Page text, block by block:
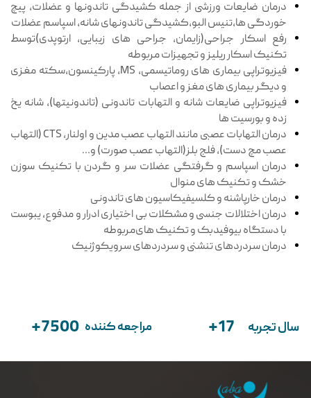
درمان ضایعات ورزشی از جمله کشیدگی تاندونها و عضلات، پیچ
خوردگی ها،تنیس البو،کشیدگی تاندونهای شانه، اسپاسم عضلات
رفع اسکار جراحی(زایمان، جراحی های زیبایی، ارتوپدی)توسط
تکنیک اسکار ریلیز و تجهیزات مربوطه
فیزیوتراپی بیماری های روماتیسمی، MS، پارکینسون،سکته مغزی
و دیگر بیماری های مغز و اعصاب
فیزیوتراپی ضایعات شانه و التهابات تاندونی (تاندونیتها)، شانه یخ
زده و بورسیت ها
درمان التهابات عصبی مانند التهاب عصب مدین و اولنار، CTS (التهاب
عصب مچ دست)، فلج بلز(التهاب عصب صورت) و…
درمان اسپاسم و گرفتگی عضلات سر و گردن با تکنیک سوزن
خشک و تکنیک های منوال
درمان خارپاشنه و کلسیفیکاسیون های تاندونی
درمان اختلالات جنسی و مشکلات بی اختیاری ادرار و مدفوع، یبوست
با دستگاه بیوفیدبک و تکنیک های‌مربوطه
درمان سردردهای تنشنی و سردردهای سرویکوژنیک
سال تجربه +17 مراجعه کننده +7500